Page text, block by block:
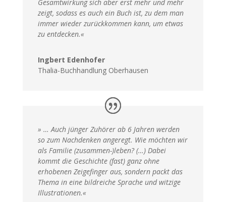
Gesamtwirkung sich aber erst mehr und mehr
zeigt, sodass es auch ein Buch ist, zu dem man
immer wieder zurückkommen kann, um etwas
zu entdecken.«
Ingbert Edenhofer
Thalia-Buchhandlung Oberhausen
» … Auch jünger Zuhörer ab 6 Jahren werden
so zum Nachdenken angeregt. Wie möchten wir
als Familie (zusammen-)leben? (…) Dabei
kommt die Geschichte (fast) ganz ohne
erhobenen Zeigefinger aus, sondern packt das
Thema in eine bildreiche Sprache und witzige
Illustrationen.«